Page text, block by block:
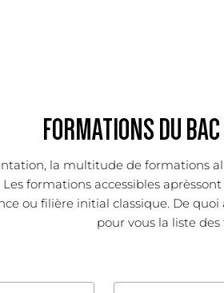
FORMATIONS DU
la multitude de formations
formations accessibles
ou filière initial classique. De
pour vous la liste